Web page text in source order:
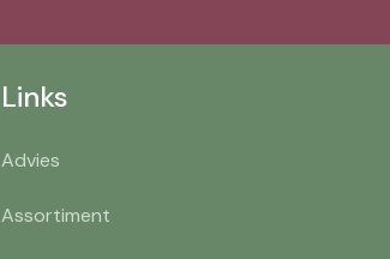
Links
Advies
Assortiment